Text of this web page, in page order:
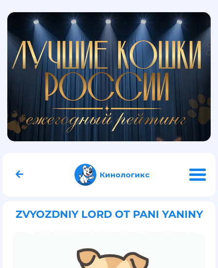
Кинологикс
ZVYOZDNIY LORD OT PANI YANINY